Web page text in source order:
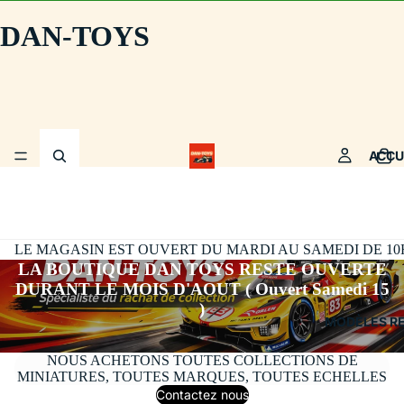
DAN-TOYS
MODÈLES
LE MAGASIN EST OUVERT DU MARDI AU SAMEDI DE
LA BOUTIQUE DAN TOYS RESTE OUVERTE
DURANT LE MOIS D'AOUT ( Ouvert Samedi 15
)
NOUS ACHETONS TOUTES COLLECTIONS DE
MINIATURES, TOUTES MARQUES, TOUTES ECHELLES
Contactez nous